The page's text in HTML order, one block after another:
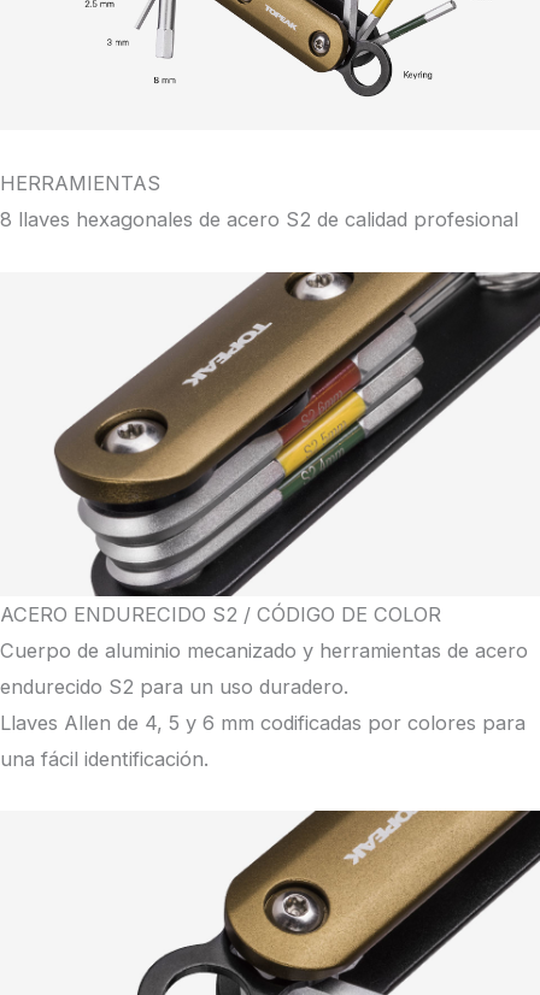
HERRAMIENTAS
8 llaves hexagonales de acero S2 de calidad profesional
ACERO ENDURECIDO S2 / CÓDIGO DE COLOR
Cuerpo de aluminio mecanizado y herramientas de acero
endurecido S2 para un uso duradero.
Llaves Allen de 4, 5 y 6 mm codificadas por colores para
una fácil identificación.